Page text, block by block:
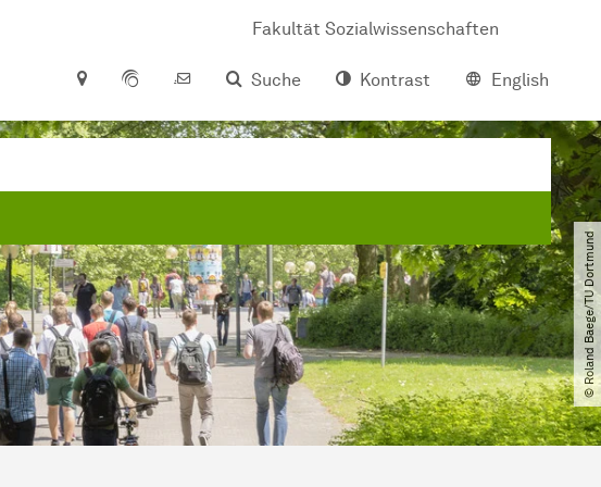
Fakultät Sozialwissenschaften
Suche
Kontrast English
© Roland Baege​/​TU Dortmund